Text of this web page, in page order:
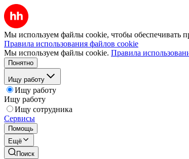
Мы используем файлы cookie, чтобы обеспечивать
Правила использования файлов cookie
Мы используем файлы cookie. Правила
Понятно
Ищу работу
Ищу работу
Ищу работу
Ищу сотрудника
Сервисы
Помощь
Ещё
Поиск